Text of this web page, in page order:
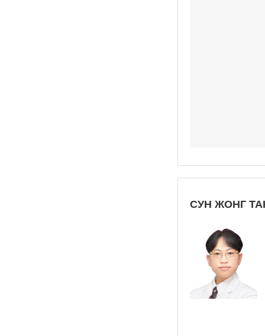
СУН ЖОНГ